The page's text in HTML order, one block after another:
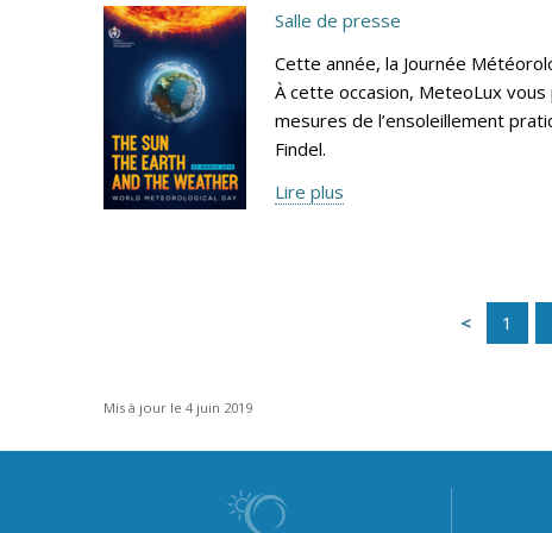
Salle de presse
Cette année, la Journée
À cette occasion, MeteoLux
mesures de l’ensoleillement
Findel.
Lire plus
1
Mis à jour le 4 juin 2019